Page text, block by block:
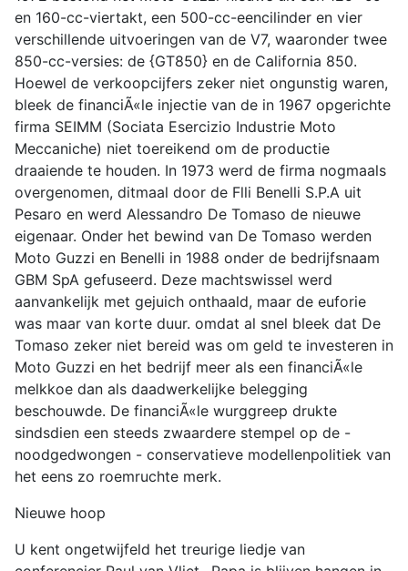
en 160-cc-viertakt, een 500-cc-eencilinder en vier
verschillende uitvoeringen van de V7, waaronder twee
850-cc-versies: de {GT850} en de California 850.
Hoewel de verkoopcijfers zeker niet ongunstig waren,
bleek de financiÃ«le injectie van de in 1967 opgerichte
firma SEIMM (Sociata Esercizio Industrie Moto
Meccaniche) niet toereikend om de productie
draaiende te houden. In 1973 werd de firma nogmaals
overgenomen, ditmaal door de Flli Benelli S.P.A uit
Pesaro en werd Alessandro De Tomaso de nieuwe
eigenaar. Onder het bewind van De Tomaso werden
Moto Guzzi en Benelli in 1988 onder de bedrijfsnaam
GBM SpA gefuseerd. Deze machtswissel werd
aanvankelijk met gejuich onthaald, maar de euforie
was maar van korte duur. omdat al snel bleek dat De
Tomaso zeker niet bereid was om geld te investeren in
Moto Guzzi en het bedrijf meer als een financiÃ«le
melkkoe dan als daadwerkelijke belegging
beschouwde. De financiÃ«le wurggreep drukte
sindsdien een steeds zwaardere stempel op de -
noodgedwongen - conservatieve modellenpolitiek van
het eens zo roemruchte merk.
Nieuwe hoop
U kent ongetwijfeld het treurige liedje van